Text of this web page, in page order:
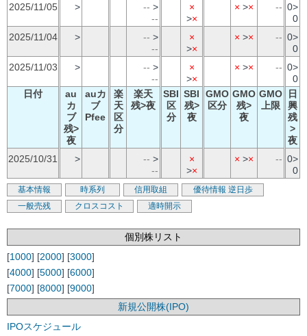
2025/11/05
> -- >
--
×
>×
× >× -- 0>
0
2025/11/04
> -- >
--
×
>×
× >× -- 0>
0
2025/11/03
> -- >
--
×
>×
× >× -- 0>
0
日付
au
カ
ブ
残>
夜
auカ
ブ
Pfee
楽
天
区
分
楽天
残>夜
SBI
区
分
SBI
残>
夜
GMO
区分
GMO
残>
夜
GMO
上限
日
興
残
>
夜
2025/10/31
> -- >
--
×
>×
× >× -- 0>
0
基本情報 時系列 信用取組 優待情報 逆日歩
一般売残
クロスコスト 適時開示
個別株リスト
[1000] [2000] [3000]
[4000] [5000] [6000]
[7000] [8000] [9000]
新規公開株(IPO)
IPOスケジュール